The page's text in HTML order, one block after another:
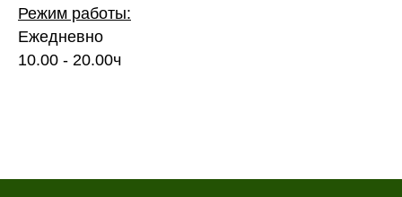
Режим работы:
Ежедневно
10.00 - 20.00ч